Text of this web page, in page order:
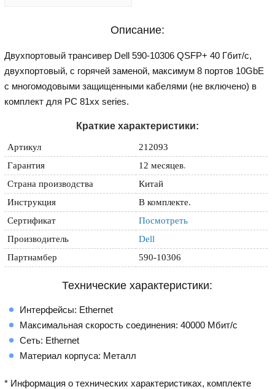
Описание:
Двухпортовый трансивер Dell 590-10306 QSFP+ 40 Гбит/с,
двухпортовый, с горячей заменой, максимум 8 портов 10GbE
с многомодовыми защищенными кабелями (не включено) в
комплект для PC 81xx series.
Краткие характеристики:
Артикул
212093
Гарантия
12 месяцев.
Страна производства
Китай
Инструкция
В комплекте.
Сертификат
Посмотреть
Производитель
Dell
Партнамбер
590-10306
Технические характеристики:
Интерфейсы: Ethernet
Максимальная скорость соединения: 40000 Мбит/с
Сеть: Ethernet
Материал корпуса: Металл
* Информация о технических характеристиках, комплекте